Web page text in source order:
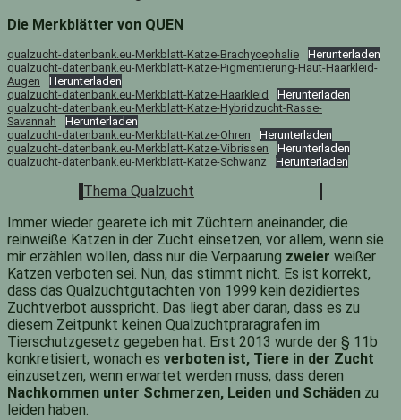
Die Merkblätter von QUEN
qualzucht-datenbank.eu-Merkblatt-Katze-Brachycephalie
Herunterladen
qualzucht-datenbank.eu-Merkblatt-Katze-Pigmentierung-Haut-Haarkleid-
Augen
Herunterladen
qualzucht-datenbank.eu-Merkblatt-Katze-Haarkleid
Herunterladen
qualzucht-datenbank.eu-Merkblatt-Katze-Hybridzucht-Rasse-
Savannah
Herunterladen
qualzucht-datenbank.eu-Merkblatt-Katze-Ohren
Herunterladen
qualzucht-datenbank.eu-Merkblatt-Katze-Vibrissen
Herunterladen
qualzucht-datenbank.eu-Merkblatt-Katze-Schwanz
Herunterladen
Thema Qualzucht
Immer wieder gearete ich mit Züchtern aneinander, die
reinweiße Katzen in der Zucht einsetzen, vor allem, wenn sie
mir erzählen wollen, dass nur die Verpaarung zweier weißer
Katzen verboten sei. Nun, das stimmt nicht. Es ist korrekt,
dass das Qualzuchtgutachten von 1999 kein dezidiertes
Zuchtverbot ausspricht. Das liegt aber daran, dass es zu
diesem Zeitpunkt keinen Qualzuchtpraragrafen im
Tierschutzgesetz gegeben hat. Erst 2013 wurde der § 11b
konkretisiert, wonach es verboten ist, Tiere in der Zucht
einzusetzen, wenn erwartet werden muss, dass deren
Nachkommen unter Schmerzen, Leiden und Schäden zu
leiden haben.